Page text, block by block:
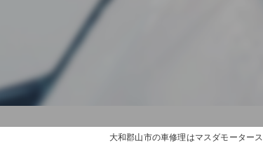
大和郡山市の車修理はマスダモータース